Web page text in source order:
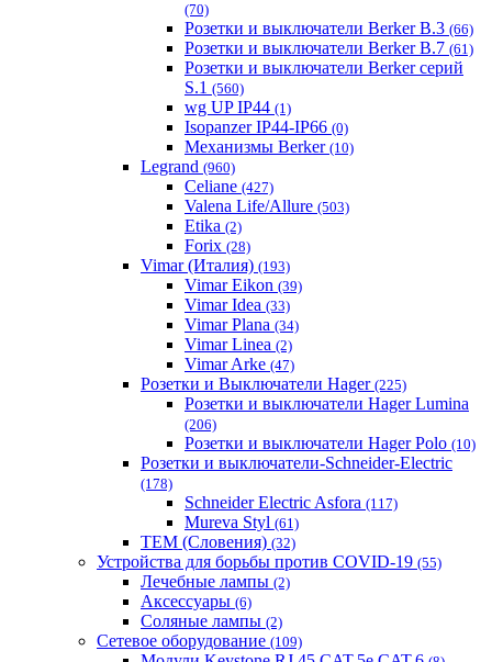
(70)
Розетки и выключатели Berker B.3 (66)
Розетки и выключатели Berker B.7 (61)
Розетки и выключатели Berker серий
S.1 (560)
wg UP IP44 (1)
Isopanzer IP44-IP66 (0)
Механизмы Berker (10)
Legrand (960)
Celiane (427)
Valena Life/Allure (503)
Etika (2)
Forix (28)
Vimar (Италия) (193)
Vimar Eikon (39)
Vimar Idea (33)
Vimar Plana (34)
Vimar Linea (2)
Vimar Arke (47)
Розетки и Выключатели Hager (225)
Розетки и выключатели Hager Lumina
(206)
Розетки и выключатели Hager Polo (10)
Розетки и выключатели-Schneider-Electric
(178)
Schneider Electric Asfora (117)
Mureva Styl (61)
TEM (Словения) (32)
Устройства для борьбы против COVID-19 (55)
Лечебные лампы (2)
Аксессуары (6)
Соляные лампы (2)
Сетевое оборудование (109)